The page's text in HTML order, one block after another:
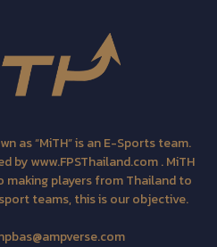
as “MiTH” is an E-Sports team.
by www.FPSThailand.com . MiTH
players from Thailand to
teams, this is our objective.